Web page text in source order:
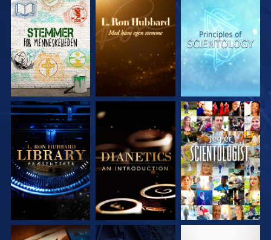
UDFORSK SERIEN UDFORSK SERIEN UDFORSK SERIEN
UDFORSK SERIEN UDFORSK SERIEN SE